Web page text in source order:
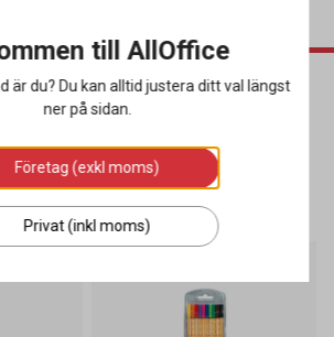
3 produkter
till AllOffice
är du? Du kan alltid justera ditt val längst
ner på sidan.
Företag (exkl moms)
Privat (inkl moms)